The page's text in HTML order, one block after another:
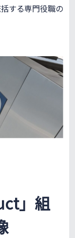
する専門役職の
」組